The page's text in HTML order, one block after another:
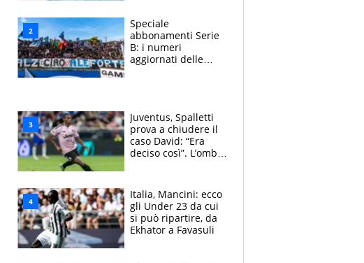
Speciale
abbonamenti Serie
B: i numeri
aggiornati delle
Juventus, Spalletti
prova a chiudere il
caso David: “Era
deciso così”. L’ombra
Italia, Mancini: ecco
gli Under 23 da cui
si può ripartire, da
Ekhator a Favasuli